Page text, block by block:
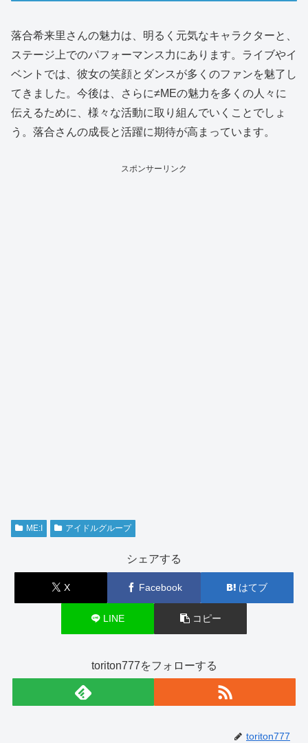
落合希来里さんの魅力は、明るく元気なキャラクターと、
ステージ上でのパフォーマンス力にあります。ライブやイ
ベントでは、彼女の笑顔とダンスが多くのファンを魅了し
てきました。今後は、さらに≠MEの魅力を多くの人々に
伝えるために、様々な活動に取り組んでいくことでしょ
う。落合さんの成長と活躍に期待が高まっています。
スポンサーリンク
ME:I アイドルグループ
シェアする
X Facebook はてブ
LINE コピー
toriton777をフォローする
toriton777